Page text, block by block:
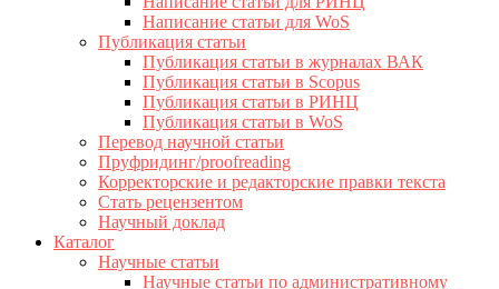
Написание статьи для WoS
Публикация статьи
Публикация статьи в журналах ВАК
Публикация статьи в Scopus
Публикация статьи в РИНЦ
Публикация статьи в WoS
Перевод научной статьи
Пруфридинг/proofreading
Корректорские и редакторские правки текста
Стать рецензентом
Научный доклад
Каталог
Научные статьи
Научные статьи по административному